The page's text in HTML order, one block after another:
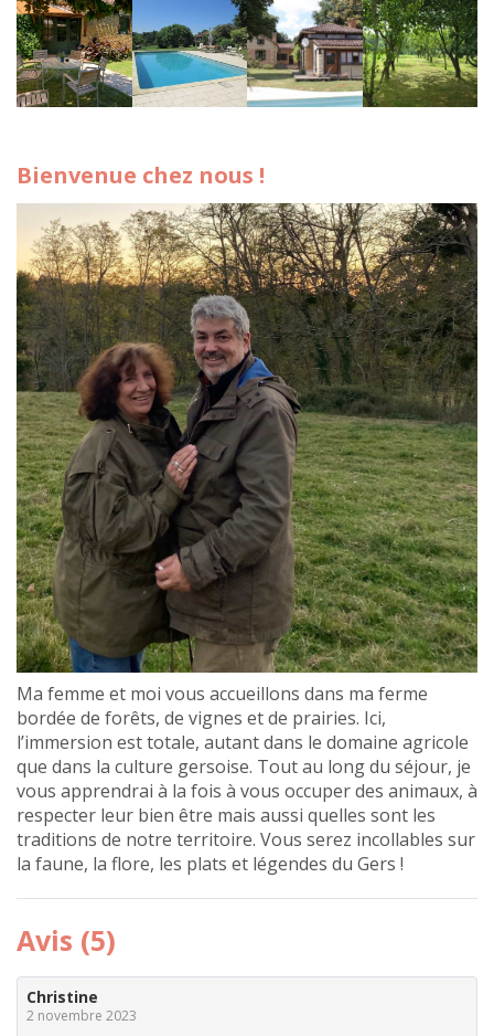
Bienvenue chez nous !
Ma femme et moi vous accueillons dans ma ferme
bordée de forêts, de vignes et de prairies. Ici,
l’immersion est totale, autant dans le domaine agricole
que dans la culture gersoise. Tout au long du séjour, je
vous apprendrai à la fois à vous occuper des animaux, à
respecter leur bien être mais aussi quelles sont les
traditions de notre territoire. Vous serez incollables sur
la faune, la flore, les plats et légendes du Gers !
Avis (5)
Christine
2 novembre 2023